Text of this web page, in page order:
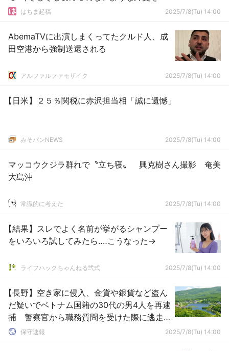
るんだよ」
はちま起稿 2025/7/8(Tu) 14:00
AbemaTVに出演しまくってたクルド人、成
田空港から強制送還される
アルファルファモザイク 2025/7/8(Tu) 14:00
【日米】２５％関税に赤沢担当相「誠に遺憾」
みそパンNEWS 2025/7/8(Tu) 14:00
マッコウクジラ群れで〝立ち寝〟 興克樹さん撮影 奄美
大島沖
常識的に考えた 2025/7/8(Tu) 14:00
【結果】スレでよく名前が挙がるシャンプー
をいろいろ試してみたら‥‥こうなった→
ライフハックちゃんねる弐式 2025/7/8(Tu) 14:00
【長野】空き家に侵入、金貨や銀貨など盗ん
だ疑いでベトナム国籍の30代の男4人を再逮
捕 警察官から職務質問を受けた際に逃走
を図り、警察車両に衝突
保守速報 2025/7/8(Tu) 14:00